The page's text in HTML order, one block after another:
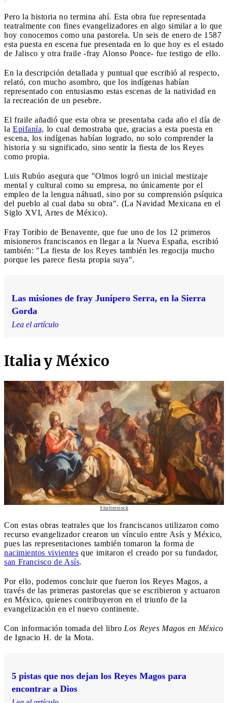
Pero la historia no termina ahí. Esta obra fue representada
teatralmente con fines evangelizadores en algo similar a lo que
hoy conocemos como una pastorela. Un seis de enero de 1587
esta puesta en escena fue presentada en lo que hoy es el estado
de Jalisco y otra fraile -fray Alonso Ponce- fue testigo de ello.
En la descripción detallada y puntual que escribió al respecto,
relató, con mucho asombro, que los indígenas habían
representado con entusiasmo estas escenas de la natividad en
la recreación de un pesebre.
El fraile añadió que esta obra se presentaba cada año el día de
la Epifanía, lo cual demostraba que, gracias a esta puesta en
escena, los indígenas habían logrado, no solo comprender la
historia y su significado, sino sentir la fiesta de los Reyes
como propia.
Luis Rubúo asegura que "Olmos logró un inicial mestizaje
mental y cultural como su empresa, no únicamente por el
empleo de la lengua náhuatl, sino por su comprensión psíquica
del pueblo al cual daba su obra". (La Navidad Mexicana en el
Siglo XVI, Artes de México).
Fray Toribio de Benavente, que fue uno de los 12 primeros
misioneros franciscanos en llegar a la Nueva España, escribió
también: "La fiesta de los Reyes también les regocija mucho
porque les parece fiesta propia suya".
Las misiones de fray Junípero Serra, en la Sierra
Gorda
Lea el artículo
Italia y México
Shutterstock
Con estas obras teatrales que los franciscanos utilizaron como
recurso evangelizador crearon un vínculo entre Asís y México,
pues las representaciones también tomaron la forma de
nacimientos vivientes que imitaron el creado por su fundador,
san Francisco de Asís.
Por ello, podemos concluir que fueron los Reyes Magos, a
través de las primeras pastorelas que se escribieron y actuaron
en México, quienes contribuyeron en el triunfo de la
evangelización en el nuevo continente.
Con información tomada del libro Los Reyes Magos en México
de Ignacio H. de la Mota.
5 pistas que nos dejan los Reyes Magos para
encontrar a Dios